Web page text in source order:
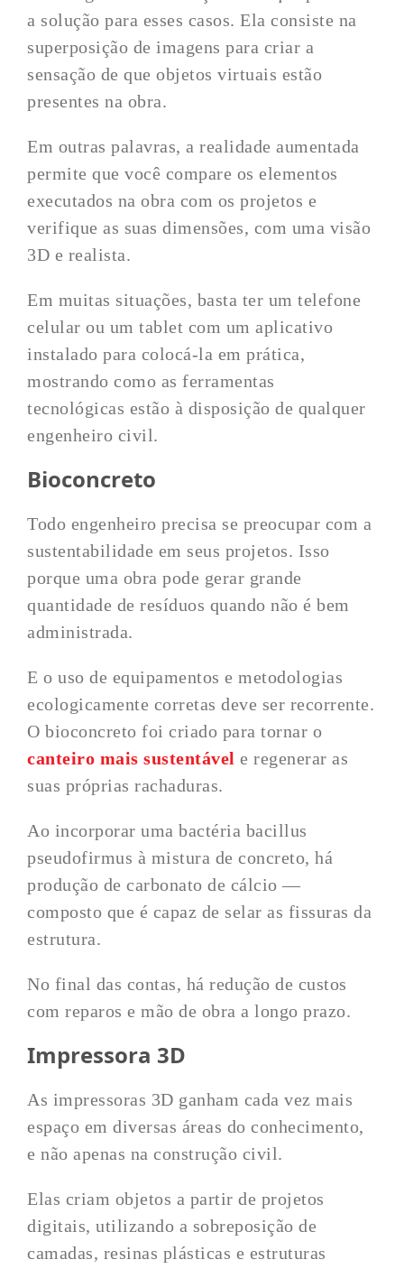
a solução para esses casos. Ela consiste na
superposição de imagens para criar a
sensação de que objetos virtuais estão
presentes na obra.
Em outras palavras, a realidade aumentada
permite que você compare os elementos
executados na obra com os projetos e
verifique as suas dimensões, com uma visão
3D e realista.
Em muitas situações, basta ter um telefone
celular ou um tablet com um aplicativo
instalado para colocá-la em prática,
mostrando como as ferramentas
tecnológicas estão à disposição de qualquer
engenheiro civil.
Bioconcreto
Todo engenheiro precisa se preocupar com a
sustentabilidade em seus projetos. Isso
porque uma obra pode gerar grande
quantidade de resíduos quando não é bem
administrada.
E o uso de equipamentos e metodologias
ecologicamente corretas deve ser recorrente.
O bioconcreto foi criado para tornar o
canteiro mais sustentável e regenerar as
suas próprias rachaduras.
Ao incorporar uma bactéria bacillus
pseudofirmus à mistura de concreto, há
produção de carbonato de cálcio —
composto que é capaz de selar as fissuras da
estrutura.
No final das contas, há redução de custos
com reparos e mão de obra a longo prazo.
Impressora 3D
As impressoras 3D ganham cada vez mais
espaço em diversas áreas do conhecimento,
e não apenas na construção civil.
Elas criam objetos a partir de projetos
digitais, utilizando a sobreposição de
camadas, resinas plásticas e estruturas